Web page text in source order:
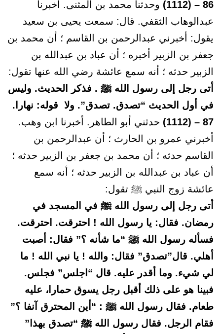
86 – (1112)
وحدثنا محمد بن المثنى. أخبرنا
عبدالوهاب الثقفي. قال: سمعت يحيى بن سعيد
يقول: أخبرني عبدالرحمن بن القاسم ؛ أن محمد بن
جعفر بن الزبير أخبره ؛ أن عباد بن عبدالله بن
الزبير حدثه ؛ أنه سمع عائشة رضي الله عنها تقول:
أتى رجل إلى رسول الله ﷺ . فذكر الحديث. وليس
في أول الحديث “تصدق. تصدق”. ولا قوله: نهارا.
87 – (1112)
حدثني أبو الطاهر. أخبرنا ابن وهب.
أخبرني عمرو بن الحارث ؛ أن عبدالرحمن بن
القاسم حدثه ؛ أن محمد بن جعفر بن الزبير حدثه ؛
أن عباد بن عبدالله بن الزبير حدثه ؛ أنه سمع
عائشة زوج النبي ﷺ تقول:
أتى رجل إلى رسول الله ﷺ في المسجد في
رمضان. فقال: يا رسول الله ! احترقت. احترقت.
فسأله رسول الله ﷺ “ما شأنه ؟” فقال: أصبت
أهلي. قال”تصدق” فقال: والله ! يا نبي الله ! ما
لي شيء. وما أقدر عليه. قال “اجلس” فجلس.
فبينا هو على ذلك أقبل رجل يسوق حمارا، عليه
طعام. فقال رسول الله ﷺ : “أين المحترق آنفا ؟”
فقام الرجل. فقال رسول الله ﷺ “تصدق بهذا”